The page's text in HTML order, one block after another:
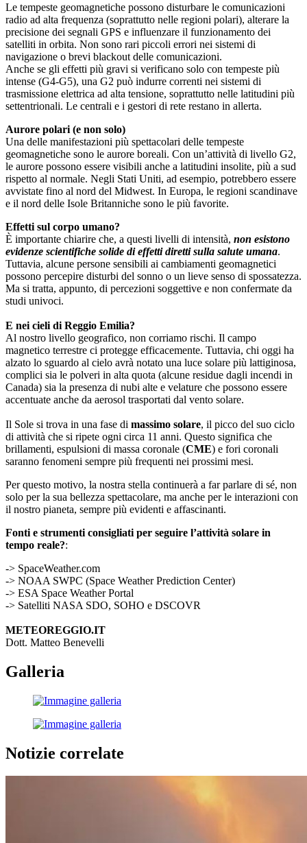
Le tempeste geomagnetiche possono disturbare le comunicazioni
radio ad alta frequenza (soprattutto nelle regioni polari), alterare la
precisione dei segnali GPS e influenzare il funzionamento dei
satelliti in orbita. Non sono rari piccoli errori nei sistemi di
navigazione o brevi blackout delle comunicazioni.
Anche se gli effetti più gravi si verificano solo con tempeste più
intense (G4-G5), una G2 può indurre correnti nei sistemi di
trasmissione elettrica ad alta tensione, soprattutto nelle latitudini più
settentrionali. Le centrali e i gestori di rete restano in allerta.
Aurore polari (e non solo)
Una delle manifestazioni più spettacolari delle tempeste
geomagnetiche sono le aurore boreali. Con un’attività di livello G2,
le aurore possono essere visibili anche a latitudini insolite, più a sud
rispetto al normale. Negli Stati Uniti, ad esempio, potrebbero essere
avvistate fino al nord del Midwest. In Europa, le regioni scandinave
e il nord delle Isole Britanniche sono le più favorite.
Effetti sul corpo umano?
È importante chiarire che, a questi livelli di intensità, non esistono
evidenze scientifiche solide di effetti diretti sulla salute umana.
Tuttavia, alcune persone sensibili ai cambiamenti geomagnetici
possono percepire disturbi del sonno o un lieve senso di spossatezza.
Ma si tratta, appunto, di percezioni soggettive e non confermate da
studi univoci.
E nei cieli di Reggio Emilia?
Al nostro livello geografico, non corriamo rischi. Il campo
magnetico terrestre ci protegge efficacemente. Tuttavia, chi oggi ha
alzato lo sguardo al cielo avrà notato una luce solare più lattiginosa,
complici sia le polveri in alta quota (alcune residue dagli incendi in
Canada) sia la presenza di nubi alte e velature che possono essere
accentuate anche da aerosol trasportati dal vento solare.
Il Sole si trova in una fase di massimo solare, il picco del suo ciclo
di attività che si ripete ogni circa 11 anni. Questo significa che
brillamenti, espulsioni di massa coronale (CME) e fori coronali
saranno fenomeni sempre più frequenti nei prossimi mesi.
Per questo motivo, la nostra stella continuerà a far parlare di sé, non
solo per la sua bellezza spettacolare, ma anche per le interazioni con
il nostro pianeta, sempre più evidenti e affascinanti.
Fonti e strumenti consigliati per seguire l’attività solare in
tempo reale?:
-> SpaceWeather.com
-> NOAA SWPC (Space Weather Prediction Center)
-> ESA Space Weather Portal
-> Satelliti NASA SDO, SOHO e DSCOVR
METEOREGGIO.IT
Dott. Matteo Benevelli
Galleria
Notizie correlate